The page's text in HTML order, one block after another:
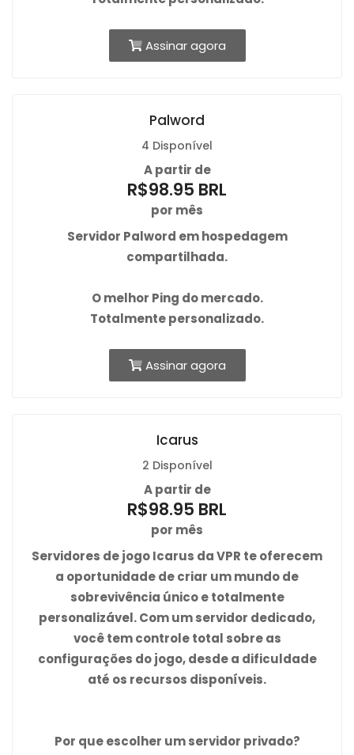
Assinar agora
Palword
4 Disponível
A partir de
R$98.95 BRL
por mês
Servidor Palword em hospedagem
compartilhada.
Omelhor Ping do mercado.
Totalmente personalizado.
Assinar agora
Icarus
2 Disponível
A partir de
R$98.95 BRL
por mês
Servidores de jogoIcarus da VPR te oferecem
a oportunidade de criar um mundo de
sobrevivência único e totalmente
personalizável. Com um servidor dedicado,
você tem controle total sobre as
configurações do jogo, desde a dificuldade
até os recursos disponíveis.
Por que escolher um servidor privado?